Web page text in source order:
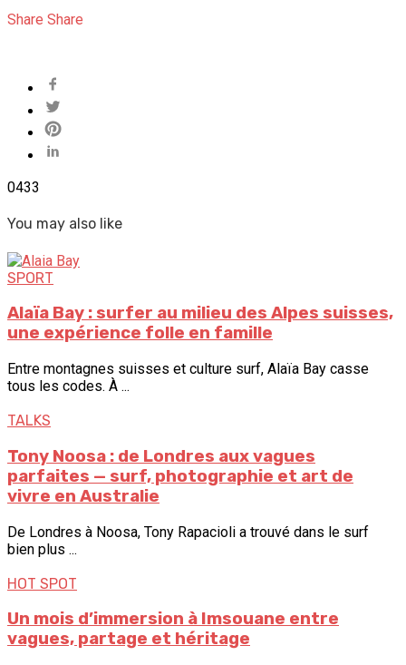
Share Share
0433
You may also like
SPORT
Alaïa Bay : surfer au milieu des Alpes suisses,
une expérience folle en famille
Entre montagnes suisses et culture surf, Alaïa Bay casse
tous les codes. À ...
TALKS
Tony Noosa : de Londres aux vagues
parfaites — surf, photographie et art de
vivre en Australie
De Londres à Noosa, Tony Rapacioli a trouvé dans le surf
bien plus ...
HOT SPOT
Un mois d’immersion à Imsouane entre
vagues, partage et héritage